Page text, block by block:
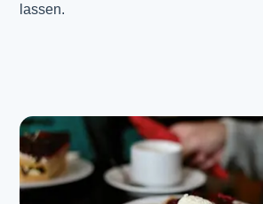
lassen.